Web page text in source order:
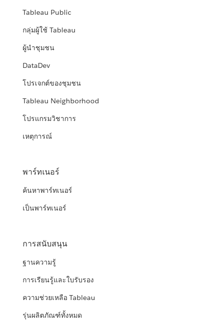
Tableau Public
กลุ่มผู้ใช้ Tableau
ผู้นำชุมชน
DataDev
โปรเจกต์ของชุมชน
Tableau Neighborhood
โปรแกรมวิชาการ
เหตุการณ์
พาร์ทเนอร์
ค้นหาพาร์ทเนอร์
เป็นพาร์ทเนอร์
การสนับสนุน
ฐานความรู้
การเรียนรู้และใบรับรอง
ความช่วยเหลือ Tableau
รุ่นผลิตภัณฑ์ทั้งหมด